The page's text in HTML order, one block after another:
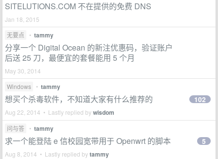
SITELUTIONS.COM 不在提供的免费 DNS
Jan 18, 2015
无要点
• tammy
分享一个 Digital Ocean 的新注优惠码，验证账户
后送 25 刀，最便宜的套餐能用 5 个月
May 30, 2014
Windows
• tammy
想买个杀毒软件，不知道大家有什么推荐的
Aug 22, 2014 • Lastly replied bywisdom
102
问与答 • tammy
求一个能登陆 e 信校园宽带用于 Openwrt 的脚本
Aug 8, 2014 • Lastly replied bytammy
5